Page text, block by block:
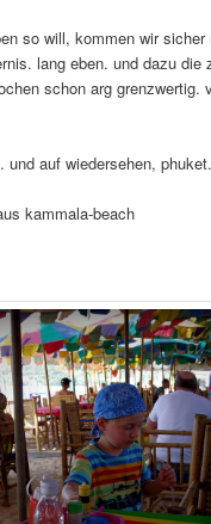
so will, kommen wir sicher
lang eben. und dazu die
schon arg grenzwertig.
und auf wiedersehen, phuket.
kammala-beach